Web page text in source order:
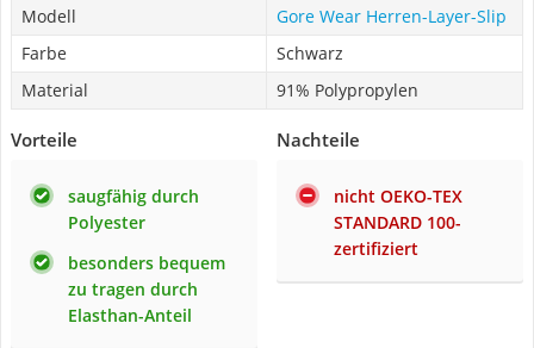
Modell
Gore Wear Herren-Layer-Slip
Farbe
Schwarz
Material
91% Polypropylen
Vorteile
saugfähig durch
Polyester
besonders bequem
zu tragen durch
Elasthan-Anteil
Nachteile
nicht OEKO-TEX
STANDARD 100-
zertifiziert